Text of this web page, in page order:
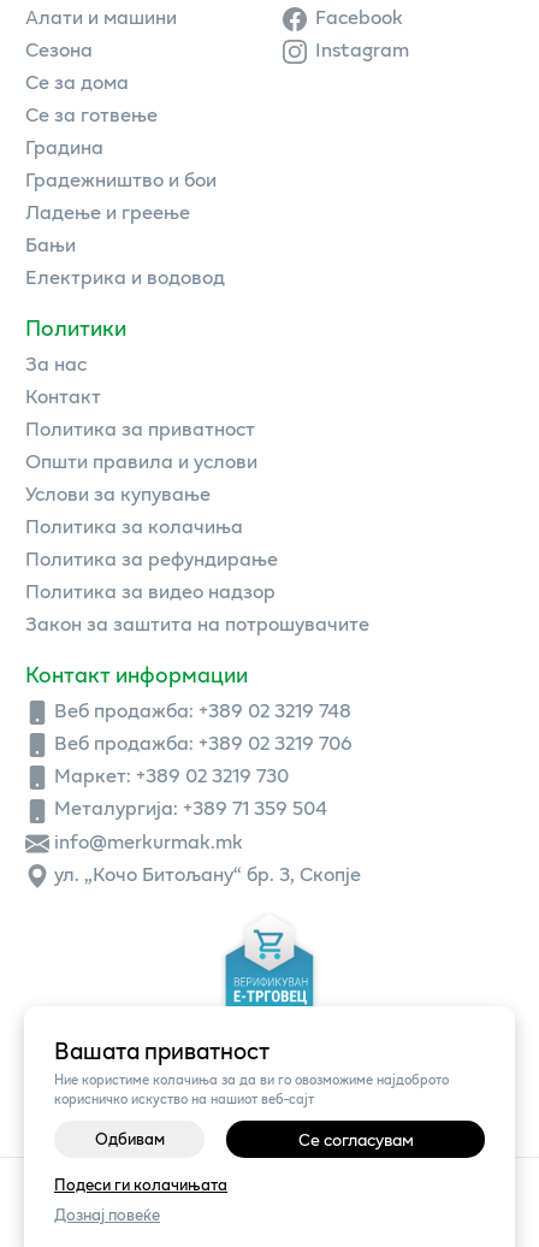
Вашата приватност
Ние користиме колачиња за да ви го овозможиме најдоброто
корисничко искуство на нашиот веб-сајт
Одбивам Се согласувам
Подеси ги колачињата
Дознај повеќе
Алати и машини
Сезона
Се за дома
Се за готвење
Градина
Градежништво и бои
Ладење и греење
Бањи
Електрика и водовод
Политики
За нас
Контакт
Политика за приватност
Општи правила и услови
Услови за купување
Политика за колачиња
Политика за рефундирање
Политика за видео надзор
Закон за заштита на потрошувачите
Контакт информации
Веб продажба: +389 02 3219 748
Веб продажба: +389 02 3219 706
Маркет: +389 02 3219 730
Металургија: +389 71 359 504
info@merkurmak.mk
ул. „Кочо Битољану“ бр. 3, Скопје
Facebook
Instagram
©2026
Поставки за колачиња